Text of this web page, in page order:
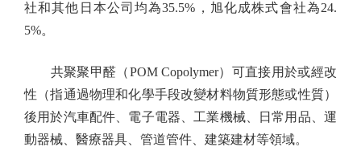
社和其他日本公司均為35.5%，旭化成株式會社為24.
5%。
共聚聚甲醛（POM Copolymer）可直接用於或經改
性（指通過物理和化學手段改變材料物質形態或性質）
後用於汽車配件、電子電器、工業機械、日常用品、運
動器械、醫療器具、管道管件、建築建材等領域。